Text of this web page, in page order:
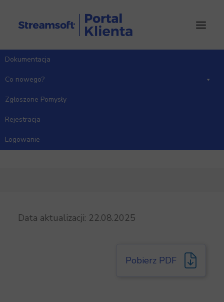
Dokumentacja
Co nowego?
Zgłoszone Pomysły
Rejestracja
Logowanie
Jak przyśpieszyć pracę w
programie – porady i dobre
Data aktualizacji: 22.08.2025
Pobierz PDF